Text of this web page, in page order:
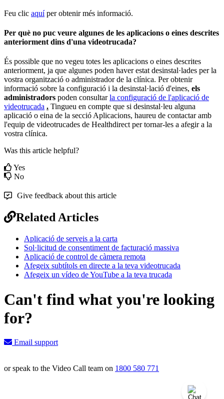
Feu clic aquí per obtenir més informació.
Per què no puc veure algunes de les aplicacions o eines descrites
anteriorment dins d'una videotrucada?
És possible que no vegeu totes les aplicacions o eines descrites
anteriorment, ja que algunes poden haver estat desinstal·lades per la
vostra organització o administrador de la clínica. Per obtenir
informació sobre la configuració i la desinstal·lació d'eines, els
administradors poden consultar la configuració de l'aplicació de
videotrucada . Tingueu en compte que si desinstal·leu alguna
aplicació o eina de la secció Aplicacions, haureu de contactar amb
l'equip de videotrucades de Healthdirect per tornar-les a afegir a la
vostra clínica.
Was this article helpful?
Yes
No
Give feedback about this article
Related Articles
Aplicació de serveis a la carta
Sol·licitud de consentiment de facturació massiva
Aplicació de control de càmera remota
Afegeix subtítols en directe a la teva videotrucada
Afegeix un vídeo de YouTube a la teva trucada
Can't find what you're looking
for?
Email support
or speak to the Video Call team on 1800 580 771